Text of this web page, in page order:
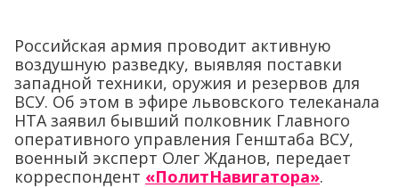
Российская армия проводит активную
воздушную разведку, выявляя поставки
западной техники, оружия и резервов для
ВСУ. Об этом в эфире львовского телеканала
НТА заявил бывший полковник Главного
оперативного управления Генштаба ВСУ,
военный эксперт Олег Жданов, передает
корреспондент «ПолитНавигатора».